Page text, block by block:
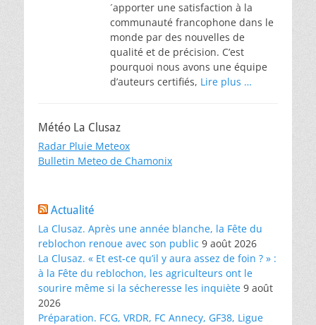
´apporter une satisfaction à la
communauté francophone dans le
monde par des nouvelles de
qualité et de précision. C’est
pourquoi nous avons une équipe
d’auteurs certifiés, Lire plus …
Météo La Clusaz
Radar Pluie Meteox
Bulletin Meteo de Chamonix
Actualité
La Clusaz. Après une année blanche, la Fête du
reblochon renoue avec son public 9 août 2026
La Clusaz. « Et est-ce qu’il y aura assez de foin ? » :
à la Fête du reblochon, les agriculteurs ont le
sourire même si la sécheresse les inquiète 9 août
2026
Préparation. FCG, VRDR, FC Annecy, GF38, Ligue